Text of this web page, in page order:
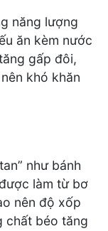
năng lượng
ăn kèm nước
gấp đôi,
khó khăn
như bánh
làm từ bơ
nên độ xốp
chất béo tăng